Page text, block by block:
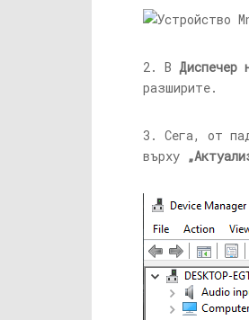
2. В Диспечер
разширите.
3. Сега, от
върху